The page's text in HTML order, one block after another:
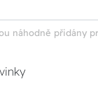
náhodně přidány